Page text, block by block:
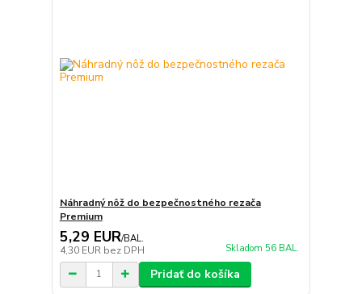
Náhradný nôž do bezpečnostného rezača
Premium
5,29 EUR/BAL.
4,30 EUR bez DPH Skladom 56 BAL.
Pridať do košíka